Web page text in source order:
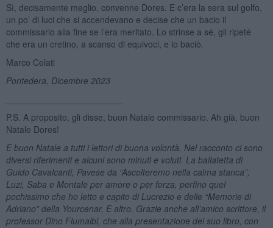
Sì, decisamente meglio, convenne Dores. E c’era la sera sul golfo,
un po’ di luci che si accendevano e decise che un bacio il
commissario alla fine se l’era meritato. Lo strinse a sé, gli ripeté
che era un cretino, a scanso di equivoci, e lo baciò.
Marco Celati
Pontedera, Dicembre 2023
P.S. A proposito, gli disse, buon Natale commissario. Ah già, buon
Natale Dores!
E buon Natale a tutti i lettori di buona volontà. Nel racconto ci sono
diversi riferimenti e alcuni sono minuti e voluti. La ballatetta di
Guido Cavalcanti, Pavese da “Ascolteremo nella calma stanca”,
Luzi, Saba e Montale per amore o per forza, perfino quel
pochissimo che ho letto e capito di Lucrezio e delle “Memorie di
Adriano” della Yourcenar. E altro. Grazie anche all’amico scrittore, il
professor Dino Fiumalbi, che alla presentazione del suo libro, con